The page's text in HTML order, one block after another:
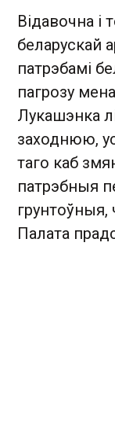
Відавочна і
беларускай
патрэбамі
пагрозу
Лукашэнка
заходнюю,
таго каб
патрэбныя
Палата